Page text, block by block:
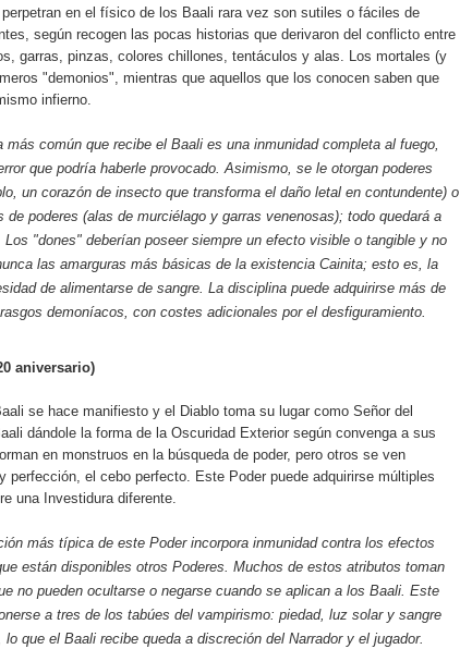
en el físico de los Baali rara vez son sutiles o fáciles de
según recogen las pocas historias que derivaron del conflicto entre
garras, pinzas, colores chillones, tentáculos y alas. Los mortales (y
"demonios", mientras que aquellos que los conocen saben que
infierno.
más común que recibe el Baali es una inmunidad completa al fuego,
que podría haberle provocado. Asimismo, se le otorgan poderes
un corazón de insecto que transforma el daño letal en contundente) o
de poderes (alas de murciélago y garras venenosas); todo quedará a
Los "dones" deberían poseer siempre un efecto visible o tangible y no
las amarguras más básicas de la existencia Cainita; esto es, la
de alimentarse de sangre. La disciplina puede adquirirse más de
demoníacos, con costes adicionales por el desfiguramiento.
aniversario)
se hace manifiesto y el Diablo toma su lugar como Señor del
dándole la forma de la Oscuridad Exterior según convenga a sus
en monstruos en la búsqueda de poder, pero otros se ven
perfección, el cebo perfecto. Este Poder puede adquirirse múltiples
una Investidura diferente.
más típica de este Poder incorpora inmunidad contra los efectos
están disponibles otros Poderes. Muchos de estos atributos toman
no pueden ocultarse o negarse cuando se aplican a los Baali. Este
a tres de los tabúes del vampirismo: piedad, luz solar y sangre
que el Baali recibe queda a discreción del Narrador y el jugador.